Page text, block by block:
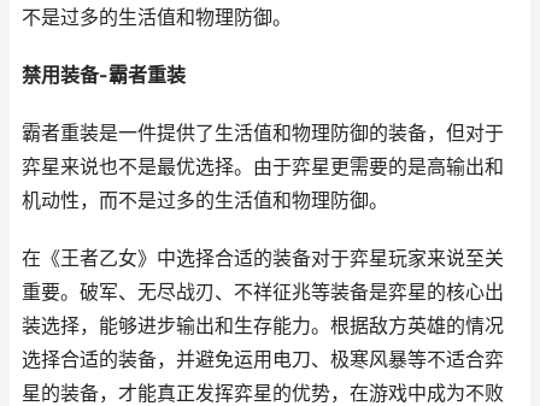
不是过多的生活值和物理防御。
禁用装备-霸者重装
霸者重装是一件提供了生活值和物理防御的装备，但对于
弈星来说也不是最优选择。由于弈星更需要的是高输出和
机动性，而不是过多的生活值和物理防御。
在《王者乙女》中选择合适的装备对于弈星玩家来说至关
重要。破军、无尽战刃、不祥征兆等装备是弈星的核心出
装选择，能够进步输出和生存能力。根据敌方英雄的情况
选择合适的装备，并避免运用电刀、极寒风暴等不适合弈
星的装备，才能真正发挥弈星的优势，在游戏中成为不败